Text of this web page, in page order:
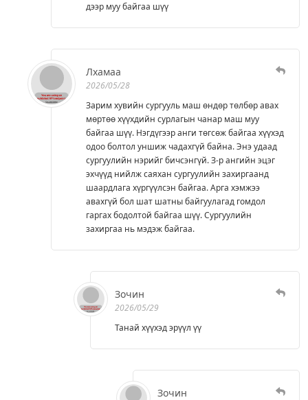
дээр муу байгаа шүү
Лхамаа
2026/05/28
Зарим хувийн сургууль маш өндөр төлбөр авах
мөртөө хүүхдийн сурлагын чанар маш муу
байгаа шүү. Нэгдүгээр анги төгсөж байгаа хүүхэд
одоо болтол уншиж чадахгүй байна. Энэ удаад
сургуулийн нэрийг бичсэнгүй. З-р ангийн эцэг
эхчүүд нийлж саяхан сургуулийн захиргаанд
шаардлага хүргүүлсэн байгаа. Арга хэмжээ
авахгүй бол шат шатны байгуулагад гомдол
гаргах бодолтой байгаа шүү. Сургуулийн
захиргаа нь мэдэж байгаа.
Зочин
2026/05/29
Танай хүүхэд эрүүл үү
Зочин